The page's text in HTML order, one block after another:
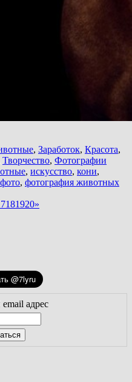
, Заработок, Красота,
Творчество, Фотографии
, искусство, кони,
фото, фотография животных
181920»
адрес